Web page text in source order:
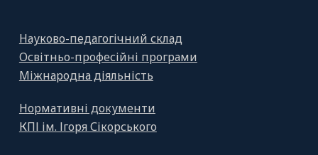
Науково-педагогічний склад
Освітньо-професійні програми
Міжнародна діяльність
Нормативні документи
КПІ ім. Ігоря Сікорського